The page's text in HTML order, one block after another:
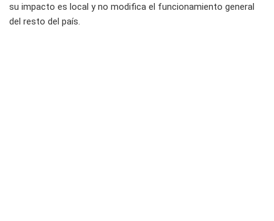
su impacto es local y no modifica el funcionamiento general
del resto del país.